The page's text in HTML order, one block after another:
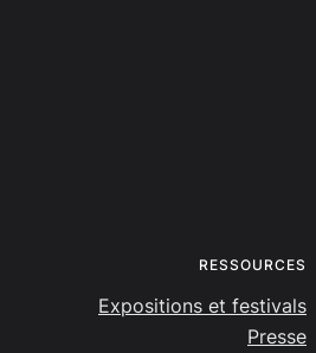
RESSOURCES
Expositions et festivals
Presse